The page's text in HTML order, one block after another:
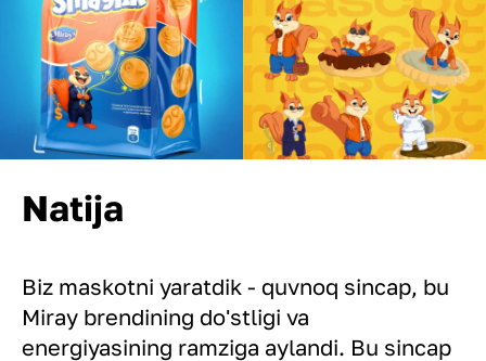
Natija
Biz maskotni yaratdik - quvnoq sincap, bu
Miray brendining do'stligi va
energiyasining ramziga aylandi. Bu sincap